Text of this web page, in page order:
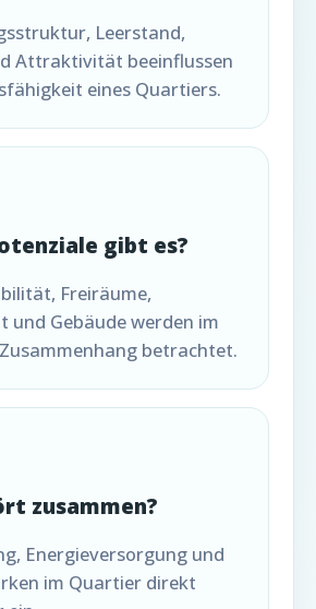
Leerstand,
Attraktivität beeinflussen
eines Quartiers.
gibt es?
Freiräume,
und Gebäude werden im
betrachtet.
zusammen?
Energieversorgung und
im Quartier direkt